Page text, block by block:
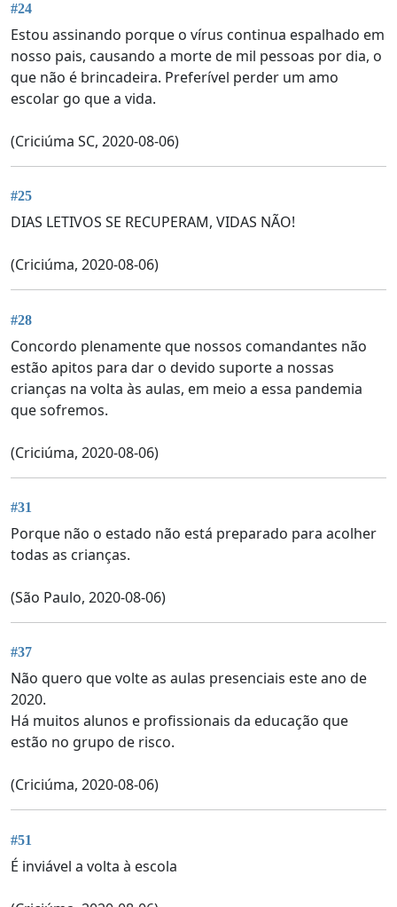
#24
Estou assinando porque o vírus continua espalhado em
nosso pais, causando a morte de mil pessoas por dia, o
que não é brincadeira. Preferível perder um amo
escolar go que a vida.
(Criciúma SC, 2020-08-06)
#25
DIAS LETIVOS SE RECUPERAM, VIDAS NÃO!
(Criciúma, 2020-08-06)
#28
Concordo plenamente que nossos comandantes não
estão apitos para dar o devido suporte a nossas
crianças na volta às aulas, em meio a essa pandemia
que sofremos.
(Criciúma, 2020-08-06)
#31
Porque não o estado não está preparado para acolher
todas as crianças.
(São Paulo, 2020-08-06)
#37
Não quero que volte as aulas presenciais este ano de
2020.
Há muitos alunos e profissionais da educação que
estão no grupo de risco.
(Criciúma, 2020-08-06)
#51
É inviável a volta à escola